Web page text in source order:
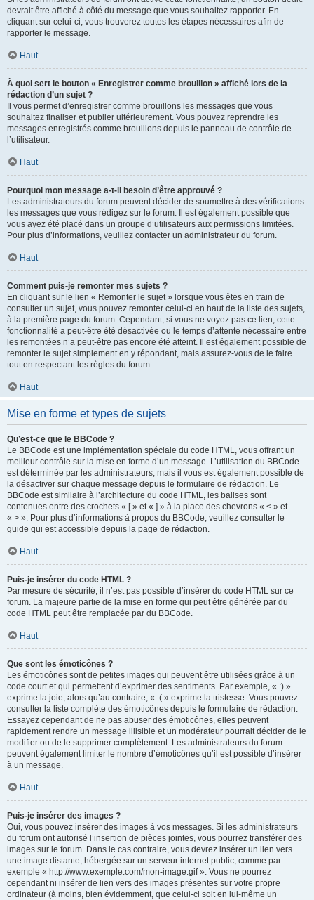
devrait être affiché à côté du message que vous souhaitez rapporter. En
cliquant sur celui-ci, vous trouverez toutes les étapes nécessaires afin de
rapporter le message.
Haut
À quoi sert le bouton « Enregistrer comme brouillon » affiché lors de la
rédaction d’un sujet ?
Il vous permet d’enregistrer comme brouillons les messages que vous
souhaitez finaliser et publier ultérieurement. Vous pouvez reprendre les
messages enregistrés comme brouillons depuis le panneau de contrôle de
l’utilisateur.
Haut
Pourquoi mon message a-t-il besoin d’être approuvé ?
Les administrateurs du forum peuvent décider de soumettre à des vérifications
les messages que vous rédigez sur le forum. Il est également possible que
vous ayez été placé dans un groupe d’utilisateurs aux permissions limitées.
Pour plus d’informations, veuillez contacter un administrateur du forum.
Haut
Comment puis-je remonter mes sujets ?
En cliquant sur le lien « Remonter le sujet » lorsque vous êtes en train de
consulter un sujet, vous pouvez remonter celui-ci en haut de la liste des sujets,
à la première page du forum. Cependant, si vous ne voyez pas ce lien, cette
fonctionnalité a peut-être été désactivée ou le temps d’attente nécessaire entre
les remontées n’a peut-être pas encore été atteint. Il est également possible de
remonter le sujet simplement en y répondant, mais assurez-vous de le faire
tout en respectant les règles du forum.
Haut
Mise en forme et types de sujets
Qu’est-ce que le BBCode ?
Le BBCode est une implémentation spéciale du code HTML, vous offrant un
meilleur contrôle sur la mise en forme d’un message. L’utilisation du BBCode
est déterminée par les administrateurs, mais il vous est également possible de
la désactiver sur chaque message depuis le formulaire de rédaction. Le
BBCode est similaire à l’architecture du code HTML, les balises sont
contenues entre des crochets « [ » et « ] » à la place des chevrons « < » et
« > ». Pour plus d’informations à propos du BBCode, veuillez consulter le
guide qui est accessible depuis la page de rédaction.
Haut
Puis-je insérer du code HTML ?
Par mesure de sécurité, il n’est pas possible d’insérer du code HTML sur ce
forum. La majeure partie de la mise en forme qui peut être générée par du
code HTML peut être remplacée par du BBCode.
Haut
Que sont les émoticônes ?
Les émoticônes sont de petites images qui peuvent être utilisées grâce à un
code court et qui permettent d’exprimer des sentiments. Par exemple, « :) »
exprime la joie, alors qu’au contraire, « :( » exprime la tristesse. Vous pouvez
consulter la liste complète des émoticônes depuis le formulaire de rédaction.
Essayez cependant de ne pas abuser des émoticônes, elles peuvent
rapidement rendre un message illisible et un modérateur pourrait décider de le
modifier ou de le supprimer complètement. Les administrateurs du forum
peuvent également limiter le nombre d’émoticônes qu’il est possible d’insérer
à un message.
Haut
Puis-je insérer des images ?
Oui, vous pouvez insérer des images à vos messages. Si les administrateurs
du forum ont autorisé l’insertion de pièces jointes, vous pourrez transférer des
images sur le forum. Dans le cas contraire, vous devrez insérer un lien vers
une image distante, hébergée sur un serveur internet public, comme par
exemple « http://www.exemple.com/mon-image.gif ». Vous ne pourrez
cependant ni insérer de lien vers des images présentes sur votre propre
ordinateur (à moins, bien évidemment, que celui-ci soit en lui-même un